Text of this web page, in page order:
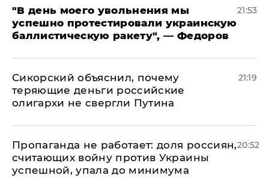
​"В день моего увольнения мы
успешно протестировали украинскую
баллистическую ракету", — Федоров
21:53
Сикорский объяснил, почему
теряющие деньги российские
олигархи не свергли Путина
21:19
​Пропаганда не работает: доля россиян,
считающих войну против Украины
успешной, упала до минимума
20:52